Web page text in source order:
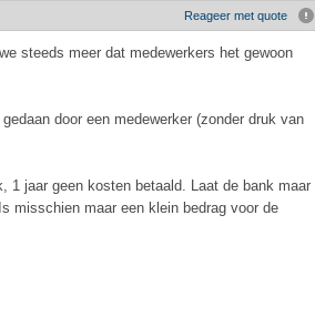
Reageer met quote
steeds meer dat medewerkers het gewoon
door een medewerker (zonder druk van
1 jaar geen kosten betaald. Laat de bank maar
misschien maar een klein bedrag voor de